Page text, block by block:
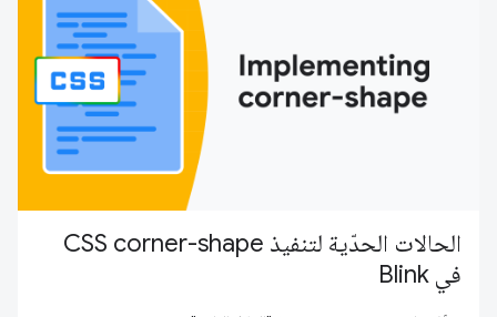
الحالات الحدّية لتنفيذ CSS corner-shape
في Blink